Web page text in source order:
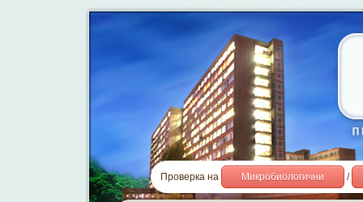
Проверка на Микробиологични /